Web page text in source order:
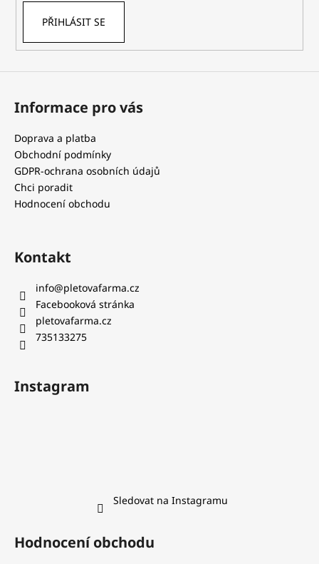
PŘIHLÁSIT SE
Informace pro vás
Doprava a platba
Obchodní podmínky
GDPR-ochrana osobních údajů
Chci poradit
Hodnocení obchodu
Kontakt
info@pletovafarma.cz
Facebooková stránka
pletovafarma.cz
735133275
Instagram
Sledovat na Instagramu
Hodnocení obchodu